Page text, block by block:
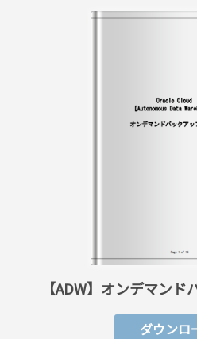
【ADW】オンデマン
ダウンロ